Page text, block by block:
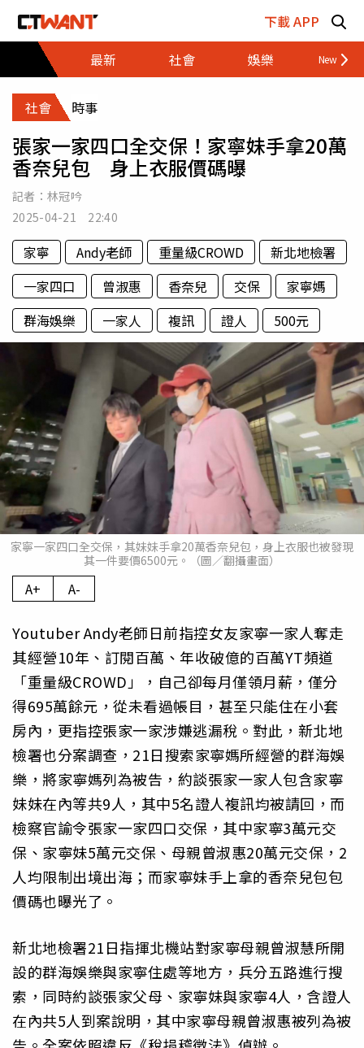
下載 APP
最新
社會 娛樂 財經
社會 時事
張家一家四口全交保！家寧妹手拿20萬
香奈兒包 身上衣服價碼曝
記者： 林冠吟
2025-04-21 22:40
家寧 Andy老師 重量級CROWD
新北地檢署
一家四口
曾淑惠 香奈兒 交保
家寧媽
群海娛樂
一家人 複訊 證人 500元
家寧一家四口全交保，其妹妹手拿20萬香奈兒包，身上衣服也被發現
其一件要價6500元。（圖／翻攝畫面）
A+ A-
Youtuber Andy老師日前指控女友家寧一家人奪走
其經營10年、訂閱百萬、年收破億的百萬YT頻道
「重量級CROWD」，自己卻每月僅領月薪，僅分
得695萬餘元，從未看過帳目，甚至只能住在小套
房內，更指控張家一家涉嫌逃漏稅。對此，新北地
檢署也分案調查，21日搜索家寧媽所經營的群海娛
樂，將家寧媽列為被告，約談張家一家人包含家寧
妹妹在內等共9人，其中5名證人複訊均被請回，而
檢察官諭令張家一家四口交保，其中家寧3萬元交
保、家寧妹5萬元交保、母親曾淑惠20萬元交保，2
人均限制出境出海；而家寧妹手上拿的香奈兒包包
價碼也曝光了。
新北地檢署21日指揮北機站對家寧母親曾淑慧所開
設的群海娛樂與家寧住處等地方，兵分五路進行搜
索，同時約談張家父母、家寧妹與家寧4人，含證人
在內共5人到案說明，其中家寧母親曾淑惠被列為被